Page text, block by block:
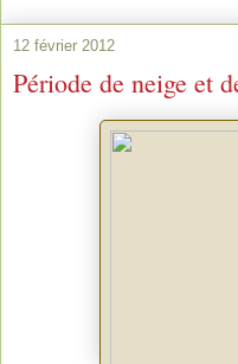
12 février 2012
Période de neige et